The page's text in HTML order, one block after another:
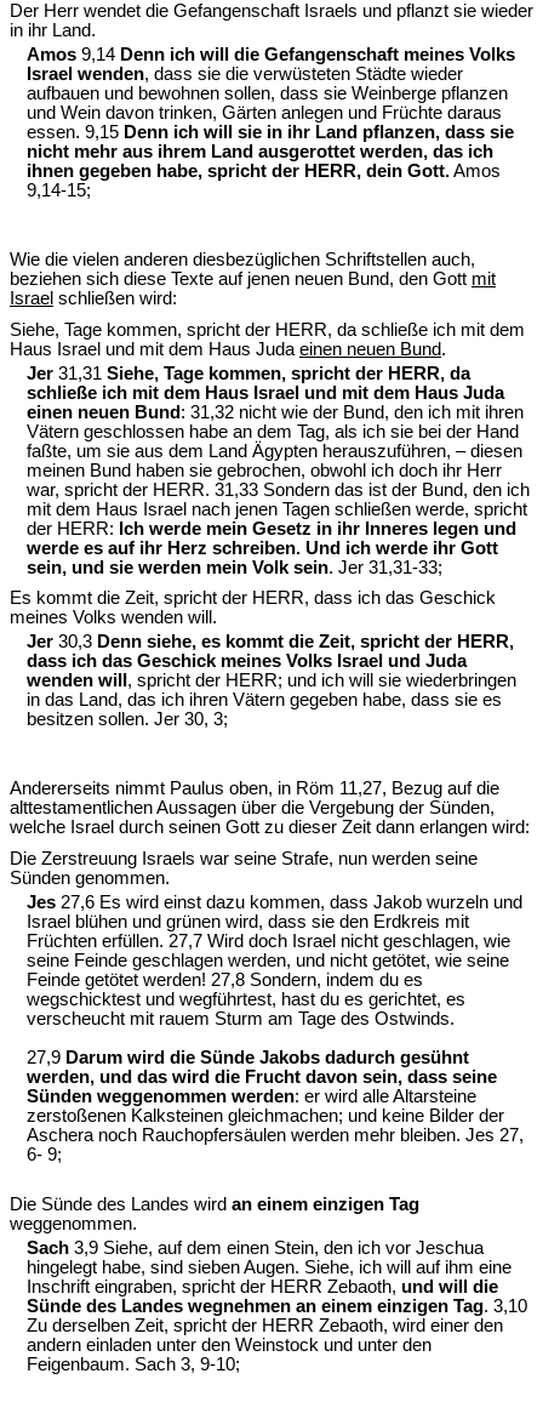
Der Herr wendet die Gefangenschaft Israels und pflanzt sie wieder
in ihr Land.
Amos 9,14 Denn ich will die Gefangenschaft meines Volks
Israel wenden, dass sie die verwüsteten Städte wieder
aufbauen und bewohnen sollen, dass sie Weinberge pflanzen
und Wein davon trinken, Gärten anlegen und Früchte daraus
essen. 9,15 Denn ich will sie in ihr Land pflanzen, dass sie
nicht mehr aus ihrem Land ausgerottet werden, das ich
ihnen gegeben habe, spricht der HERR, dein Gott.Amos
9,14-15;
Wie die vielen anderen diesbezüglichen Schriftstellen auch,
beziehen sich diese Texte auf jenen neuen Bund, den Gott mit
Israel schließen wird:
Siehe, Tage kommen, spricht der HERR, da schließe ich mit dem
Haus Israel und mit dem Haus Juda einen neuen Bund.
Jer 31,31 Siehe, Tage kommen, spricht der HERR, da
schließe ich mit dem Haus Israel und mit dem Haus Juda
einen neuen Bund : 31,32 nicht wie der Bund, den ich mit ihren
Vätern geschlossen habe an dem Tag, als ich sie bei der Hand
faßte, um sie aus dem Land Ägypten herauszuführen, – diesen
meinen Bund haben sie gebrochen, obwohl ich doch ihr Herr
war, spricht der HERR. 31,33 Sondern das ist der Bund, den ich
mit dem Haus Israel nach jenen Tagen schließen werde, spricht
der HERR: Ich werde mein Gesetz in ihr Inneres legen und
werde es auf ihr Herz schreiben. Und ich werde ihr Gott
sein, und sie werden mein Volk sein. Jer 31,31-33;
Es kommt die Zeit, spricht der HERR, dass ich das Geschick
meines Volks wenden will.
Jer 30,3 Denn siehe, es kommt die Zeit, spricht der HERR,
dass ich das Geschick meines Volks Israel und Juda
wenden will , spricht der HERR; und ich will sie wiederbringen
in das Land, das ich ihren Vätern gegeben habe, dass sie es
besitzen sollen. Jer 30, 3;
Andererseits nimmt Paulus oben, in Röm 11,27, Bezug auf die
alttestamentlichen Aussagen über die Vergebung der Sünden,
welche Israel durch seinen Gott zu dieser Zeit dann erlangen wird:
Die Zerstreuung Israels war seine Strafe, nun werden seine
Sünden genommen.
Jes 27,6 Es wird einst dazu kommen, dass Jakob wurzeln und
Israel blühen und grünen wird, dass sie den Erdkreis mit
Früchten erfüllen. 27,7 Wird doch Israel nicht geschlagen, wie
seine Feinde geschlagen werden, und nicht getötet, wie seine
Feinde getötet werden! 27,8 Sondern, indem du es
wegschicktest und wegführtest, hast du es gerichtet, es
verscheucht mit rauem Sturm am Tage des Ostwinds.
27,9 Darum wird die Sünde Jakobs dadurch gesühnt
werden, und das wird die Frucht davon sein, dass seine
Sünden weggenommen werden: er wird alle Altarsteine
zerstoßenen Kalksteinen gleichmachen; und keine Bilder der
Aschera noch Rauchopfersäulen werden mehr bleiben. Jes 27,
6- 9;
Die Sünde des Landes wird an einem einzigen Tag
weggenommen.
Sach 3,9 Siehe, auf dem einen Stein, den ich vor Jeschua
hingelegt habe, sind sieben Augen. Siehe, ich will auf ihm eine
Inschrift eingraben, spricht der HERR Zebaoth, und will die
Sünde des Landes wegnehmen an einem einzigen Tag. 3,10
Zu derselben Zeit, spricht der HERR Zebaoth, wird einer den
andern einladen unter den Weinstock und unter den
Feigenbaum. Sach 3, 9-10;